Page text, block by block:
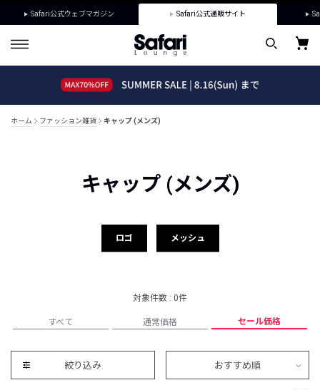
Safari公式ウェブマガジン Safari公式通販サイト
ホーム ファッション雑貨 キャップ (メンズ)
キャップ (メンズ)
ロゴ メッシュ
対象件数 : 0件
すべて 通常価格 セール価格
絞り込み おすすめ順